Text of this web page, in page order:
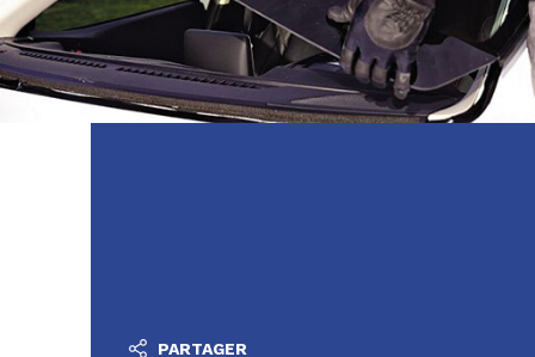
PARTAGER